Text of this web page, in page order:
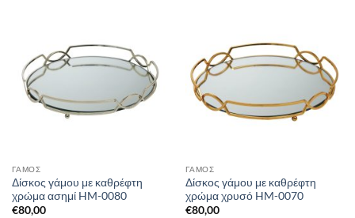
ΓΑΜΟΣ
Δίσκος γάμου με καθρέφτη
χρώμα ασημί HM-0080
€80,00
ΓΑΜΟΣ
Δίσκος γάμου με καθρέφτη
χρώμα χρυσό HM-0070
€80,00